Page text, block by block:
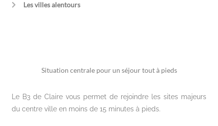
Les villes alentours
Situation centrale pour un séjour tout à pieds
Le B3 de Claire vous permet de rejoindre les sites majeurs
du centre ville en moins de 15 minutes à pieds.